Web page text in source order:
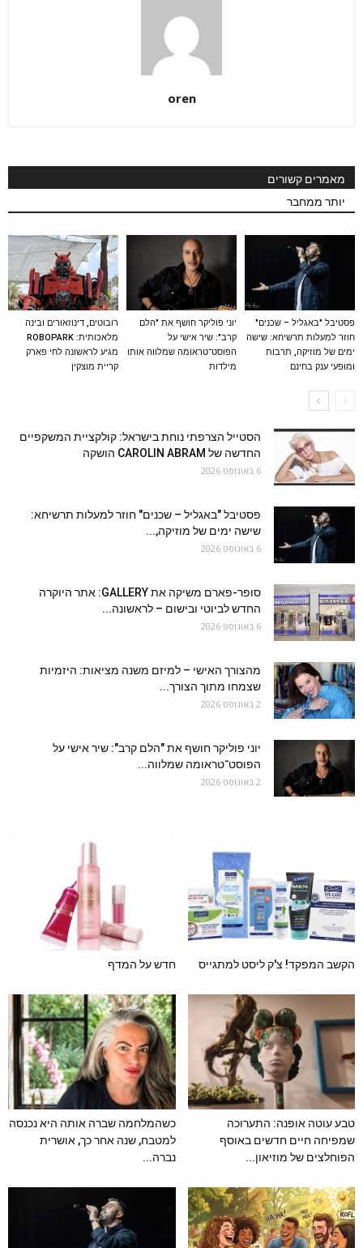
oren
מאמרים קשורים
יותר ממחבר
פסטיבל "באגליל – שכנים"
חוזר למעלות תרשיחא: שישה
ימים של מוזיקה, תרבות
ומופעי ענק בחינם
יוני פוליקר חושף את "הלם
קרב": שיר אישי על
הפוסט־טראומה שמלווה אותו
מילדות
רובוטים, דינוזאורים ובינה
מלאכותית: ROBOPARK
מגיע לראשונה לחי פארק
קריית מוצקין
הסטייל הצרפתי נוחת בישראל: קולקציית המשקפיים
החדשה של CAROLIN ABRAM הושקה
6 באוגוסט 2026
פסטיבל "באגליל – שכנים" חוזר למעלות תרשיחא:
שישה ימים של מוזיקה,...
6 באוגוסט 2026
סופר-פארם משיקה את GALLERY: אתר היוקרה
החדש לביוטי ובישום – לראשונה...
6 באוגוסט 2026
מהצורך האישי – למיזם משנה מציאות: היזמיות
שצמחו מתוך הצורך...
2 באוגוסט 2026
יוני פוליקר חושף את "הלם קרב": שיר אישי על
הפוסט־טראומה שמלווה...
2 באוגוסט 2026
הקשב המפקד! צ'ק ליסט למתגייס חדש על המדף
טבע עוטה אופנה: התערוכה
שמפיחה חיים חדשים באוסף
הפוחלצים של מוזיאון...
כשהמלחמה שברה אותה היא נכנסה
למטבח, שנה אחר כך, אושרית
נברה...